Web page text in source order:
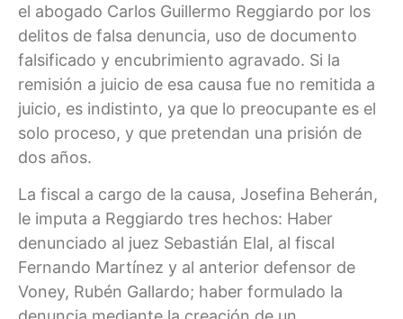
el abogado Carlos Guillermo Reggiardo por los
delitos de falsa denuncia, uso de documento
falsificado y encubrimiento agravado. Si la
remisión a juicio de esa causa fue no remitida a
juicio, es indistinto, ya que lo preocupante es el
solo proceso, y que pretendan una prisión de
dos años.
La fiscal a cargo de la causa, Josefina Beherán,
le imputa a Reggiardo tres hechos: Haber
denunciado al juez Sebastián Elal, al fiscal
Fernando Martínez y al anterior defensor de
Voney, Rubén Gallardo; haber formulado la